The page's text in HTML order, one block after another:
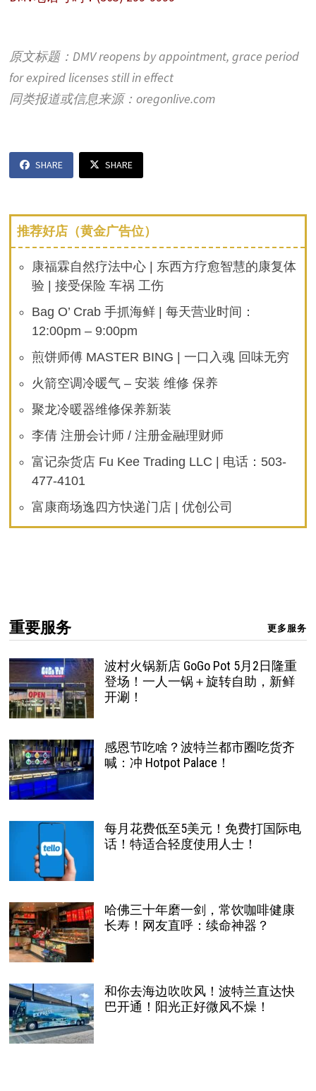
原文标题：DMV reopens by appointment, grace period
for expired licenses still in effect
同类报道或信息来源：oregonlive.com
SHARE SHARE
推荐好店（黄金广告位）
康福霖自然疗法中心 | 东西方疗愈智慧的康复体
验 | 接受保险 车祸 工伤
Bag O’ Crab 手抓海鲜 | 每天营业时间：
12:00pm – 9:00pm
煎饼师傅 MASTER BING | 一口入魂 回味无穷
火箭空调冷暖气 – 安装 维修 保养
聚龙冷暖器维修保养新装
李倩 注册会计师 / 注册金融理财师
富记杂货店 Fu Kee Trading LLC | 电话：503-
477-4101
富康商场逸四方快递门店 | 优创公司
重要服务 更多服务
波村火锅新店 GoGo Pot 5月2日隆重
登场！一人一锅＋旋转自助，新鲜
开涮！
感恩节吃啥？波特兰都市圈吃货齐
喊：冲 Hotpot Palace！
每月花费低至5美元！免费打国际电
话！特适合轻度使用人士！
哈佛三十年磨一剑，常饮咖啡健康
长寿！网友直呼：续命神器？
和你去海边吹吹风！波特兰直达快
巴开通！阳光正好微风不燥！